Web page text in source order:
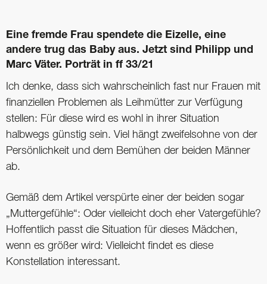
Eine fremde Frau spendete die Eizelle, eine
andere trug das Baby aus. Jetzt sind Philipp und
Marc Väter. Porträt in ff 33/21
Ich denke, dass sich wahrscheinlich fast nur Frauen mit
finanziellen Problemen als Leihmütter zur Verfügung
stellen: Für diese wird es wohl in ihrer Situation
halbwegs günstig sein. Viel hängt zweifelsohne von der
Persönlichkeit und dem Bemühen der beiden Männer
ab.
Gemäß dem Artikel verspürte einer der beiden sogar
„Muttergefühle“: Oder vielleicht doch eher Vatergefühle?
Hoffentlich passt die Situation für dieses Mädchen,
wenn es größer wird: Vielleicht findet es diese
Konstellation interessant.